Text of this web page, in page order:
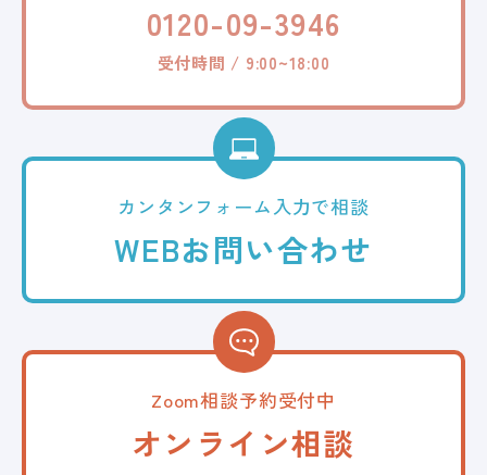
0120-09-3946
受付時間 / 9:00~18:00
カンタンフォーム入力で相談
WEBお問い合わせ
Zoom相談予約受付中
オンライン相談